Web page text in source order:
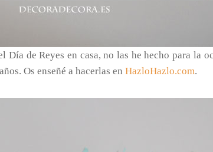
de Reyes en casa, no las he hecho para la
Os enseñé a hacerlas en HazloHazlo.com.